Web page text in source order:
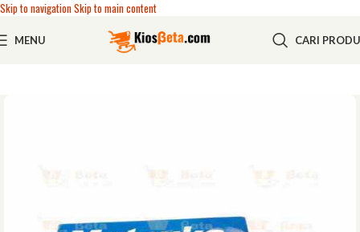
Skip to navigationSkip to main content
MENU CARI